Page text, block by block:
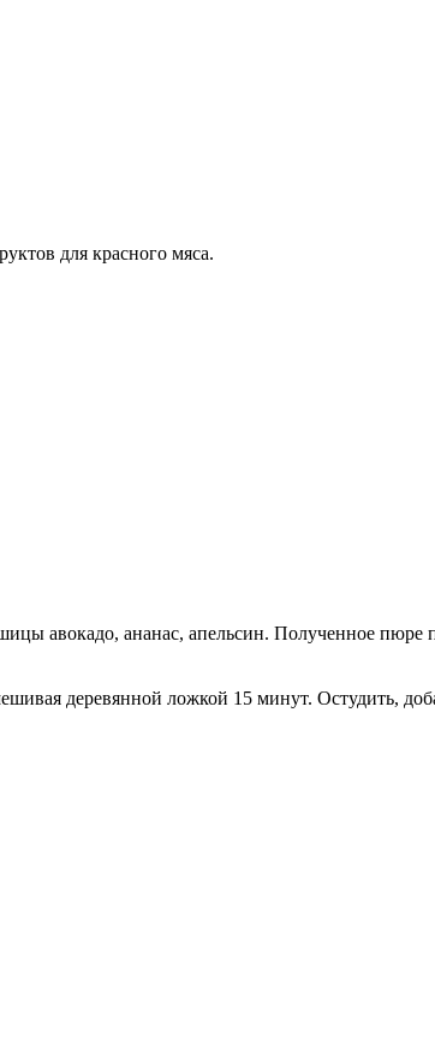
для красного мяса.
авокадо, ананас, апельсин. Полученное
деревянной ложкой 15 минут. Остудить,